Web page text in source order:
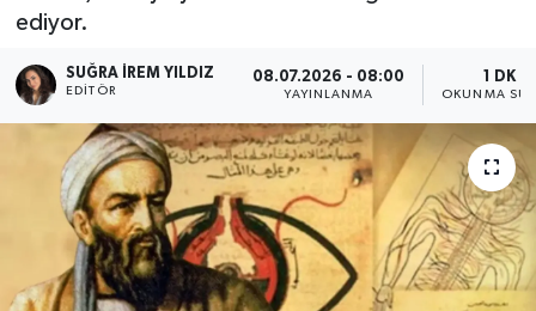
ediyor.
SUĞRA İREM YILDIZ
EDITÖR
08.07.2026 - 08:00
YAYINLANMA
1 DK
OKUNMA